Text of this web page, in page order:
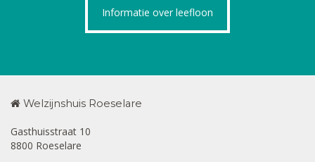
Informatie over leefloon
Welzijnshuis Roeselare
Gasthuisstraat 10
8800 Roeselare